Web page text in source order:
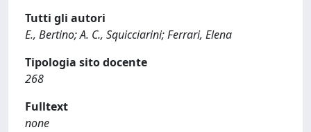
Tutti gli autori
E., Bertino; A. C., Squicciarini; Ferrari, Elena
Tipologia sito docente
268
Fulltext
none